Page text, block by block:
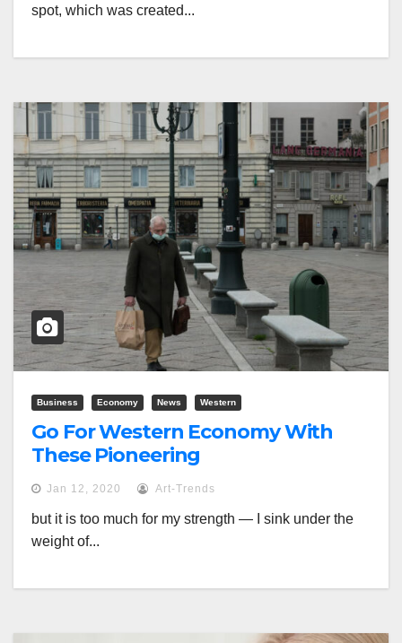
spot, which was created...
Business Economy News Western
Go For Western Economy With
These Pioneering
Jan 12, 2020 Art-Trends
but it is too much for my strength — I sink under the
weight of...